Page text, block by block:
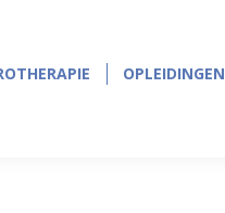
OPLEIDINGEN
OPLEIDINGEN